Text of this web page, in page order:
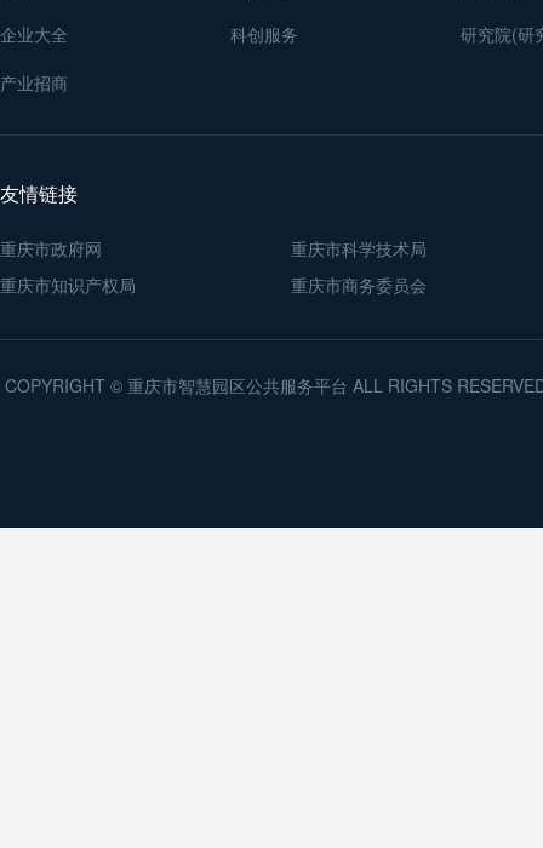
企业大全
产业招商
科创服务
研究院(研
友情链接
重庆市政府网
重庆市科学技术局
重庆市知识产权局
重庆市商务委员会
COPYRIGHT © 重庆市智慧园区公共服务平台 ALL RIGHTS